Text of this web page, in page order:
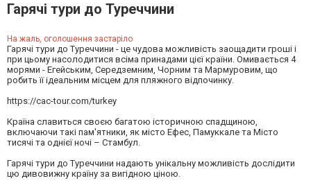
Гарячі тури до Туреччини
На жаль, оголошення застаріло
Гарячі тури до Туреччини - це чудова можливість заощадити гроші і
при цьому насолодитися всіма принадами цієї країни. Омивається 4
морями - Егейським, Середземним, Чорним та Мармуровим, що
робить її ідеальним місцем для пляжного відпочинку.
https://cac-tour.com/turkey
Країна славиться своєю багатою історичною спадщиною,
включаючи такі пам'ятники, як місто Ефес, Памуккале та Місто
тисячі та однієї ночі – Стамбул.
Гарячі тури до Туреччини надають унікальну можливість дослідити
цю дивовижну країну за вигідною ціною.